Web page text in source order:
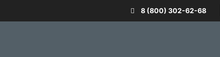
8 (800) 302-62-68